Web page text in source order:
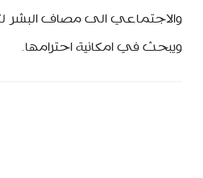
والاجتماعي الى مصاف البشر
ويبحث في امكانية احترامها.